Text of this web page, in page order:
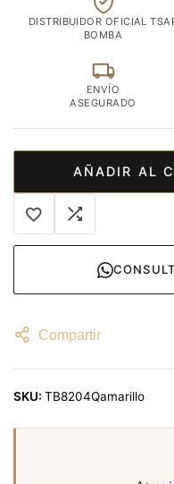
DISTRIBUIDOR OFICIAL
BOMBA
ENVÍO
ASEGURADO
AÑADIR AL
Compartir
SKU: TB8204Qamarillo